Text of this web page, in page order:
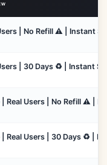
| No Refill ⚠️ | Instant
| 30 Days ♻️ | Instant
Real Users | No Refill ⚠️ |
Real Users | 30 Days ♻️ |